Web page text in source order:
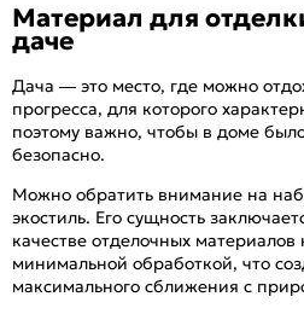
Материал для
даче
Дача — это место, где можно
прогресса, для которого
поэтому важно, чтобы в доме
безопасно.
Можно обратить внимание на
экостиль. Его сущность
качестве отделочных
минимальной обработкой, что
максимального сближения с